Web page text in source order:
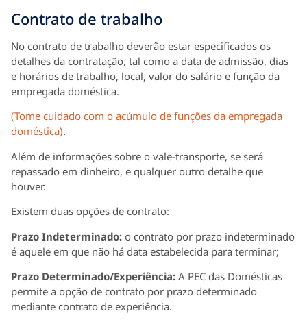
Contrato de trabalho
No contrato de trabalho deverão estar especificados os
detalhes da contratação, tal como a data de admissão, dias
e horários de trabalho, local, valor do salário e função da
empregada doméstica.
(Tome cuidado com o acúmulo de funções da empregada
doméstica).
Além de informações sobre o vale-transporte, se será
repassado em dinheiro, e qualquer outro detalhe que
houver.
Existem duas opções de contrato:
Prazo Indeterminado: o contrato por prazo indeterminado
é aquele em que não há data estabelecida para terminar;
Prazo Determinado/Experiência: A PEC das Domésticas
permite a opção de contrato por prazo determinado
mediante contrato de experiência.